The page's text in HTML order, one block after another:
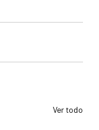
Ver todo